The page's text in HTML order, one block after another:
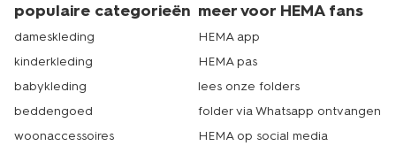
populaire categorieën
dameskleding
kinderkleding
babykleding
beddengoed
woonaccessoires
meer voor HEMA fans
HEMA app
HEMA pas
lees onze folders
folder via Whatsapp ontvangen
HEMA op social media